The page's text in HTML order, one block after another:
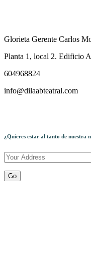
Glorieta Gerente Carlos
Planta 1, local 2. Edificio
604968824
info@dilaabteatral.com
¿Quieres estar al tanto de nuestra